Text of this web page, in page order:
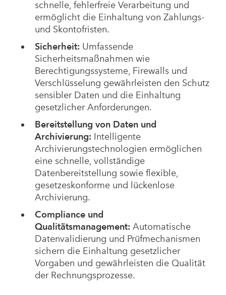
schnelle, fehlerfreie Verarbeitung und
ermöglicht die Einhaltung von Zahlungs-
und Skontofristen.
Sicherheit: Umfassende
Sicherheitsmaßnahmen wie
Berechtigungssysteme, Firewalls und
Verschlüsselung gewährleisten den Schutz
sensibler Daten und die Einhaltung
gesetzlicher Anforderungen.
Bereitstellung von Daten und
Archivierung: Intelligente
Archivierungstechnologien ermöglichen
eine schnelle, vollständige
Datenbereitstellung sowie flexible,
gesetzeskonforme und lückenlose
Archivierung.
Compliance und
Qualitätsmanagement: Automatische
Datenvalidierung und Prüfmechanismen
sichern die Einhaltung gesetzlicher
Vorgaben und gewährleisten die Qualität
der Rechnungsprozesse.